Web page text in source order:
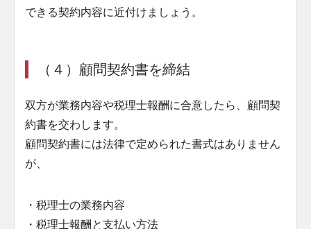
できる契約内容に近付けましょう。
（４）顧問契約書を締結
双方が業務内容や税理士報酬に合意したら、顧問契
約書を交わします。
顧問契約書には法律で定められた書式はありません
が、
・税理士の業務内容
・税理士報酬と支払い方法